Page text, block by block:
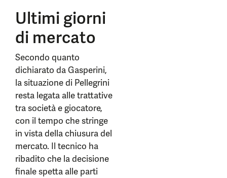
Ultimi giorni
di mercato
Secondo quanto
dichiarato da Gasperini,
la situazione di Pellegrini
resta legata alle trattative
tra società e giocatore,
con il tempo che stringe
in vista della chiusura del
mercato. Il tecnico ha
ribadito che la decisione
finale spetta alle parti